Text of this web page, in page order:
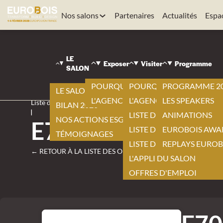
Nos salons Partenaires Actualités
EUROBOIS
Visiter
Liste des offres
|
E700 – 110L
← RETOUR À LA LISTE DES OFFRES
LE
SALON
LE SALON 2026
BILAN 2026
NOS ACTIONS ESG
TÉMOIGNAGES
Exposer
POURQUOI EXPOSER ?
L'AGENCEMENT BY EUROBOIS
Visiter
POURQUOI VISITER ?
L'AGENCEMENT BY
LISTE DES EXPOSANTS
LISTE DES NOUVEAUTÉS
LISTE DES PRODUITS
L'APPLI DU SALON
OFFRES D'EMPLOI
Programme
PROGRAMME
LES SPEAKERS
ANIMATIONS
EUROBOIS
REPLAYS